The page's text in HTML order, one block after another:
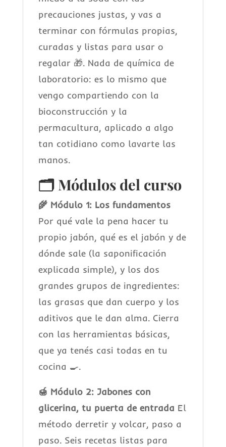
precauciones justas, y vas a
terminar con fórmulas propias,
curadas y listas para usar o
regalar 🎁. Nada de química de
laboratorio: es lo mismo que
vengo compartiendo con la
bioconstrucción y la
permacultura, aplicado a algo
tan cotidiano como lavarte las
manos.
🗂️ Módulos del curso
🌾 Módulo 1: Los fundamentos
Por qué vale la pena hacer tu
propio jabón, qué es el jabón y de
dónde sale (la saponificación
explicada simple), y los dos
grandes grupos de ingredientes:
las grasas que dan cuerpo y los
aditivos que le dan alma. Cierra
con las herramientas básicas,
que ya tenés casi todas en tu
cocina 🍳.
🍯 Módulo 2: Jabones con
glicerina, tu puerta de entrada El
método derretir y volcar, paso a
paso. Seis recetas listas para